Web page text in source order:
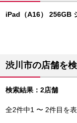
iPad（A16） 256GB
渋川市の店舗を
検索結果：2店舗
全2件中1 〜 2件目を